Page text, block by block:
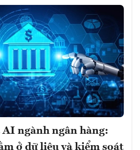
AI ngành ngân hàng:
ở dữ liệu và kiểm soát